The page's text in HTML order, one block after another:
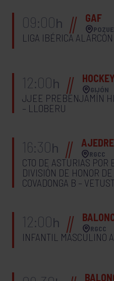
09:00h GAF
LIGA IBÉRICA ALARCÓN
12:00h HOCKEY
GIJÓN
JJEE PREBENJAMÍN
– LLOBERU
16:30h RGCC
CTO DE ASTURIAS POR
DIVISIÓN DE HONOR
COVADONGA B –
12:00h RGCC
INFANTIL MASCULINO